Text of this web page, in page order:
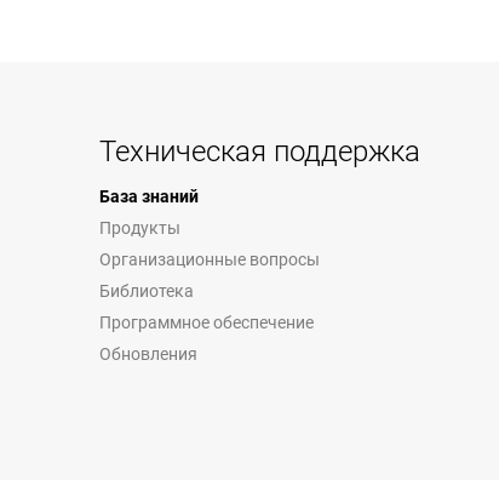
Техническая поддержка
База знаний
Продукты
Организационные вопросы
Библиотека
Программное обеспечение
Обновления